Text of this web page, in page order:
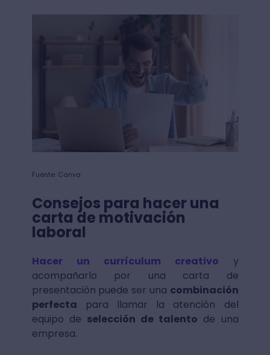
Fuente: Canva
Consejos para hacer una
carta de motivación
laboral
Hacer un currículum creativo
y
acompañarlo por una carta de
presentación puede ser una combinación
perfecta para llamar la atención del
equipo de selección de talento de una
empresa.